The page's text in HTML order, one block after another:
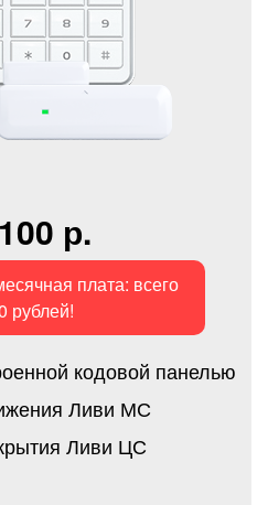
р.
плата: всего
рублей!
кодовой панелью
Ливи МС
Ливи ЦС